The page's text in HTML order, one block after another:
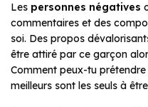
Les personnes négatives
commentaires et des
soi. Des propos
être attiré par ce garçon
Comment peux-tu
meilleurs sont les seuls à